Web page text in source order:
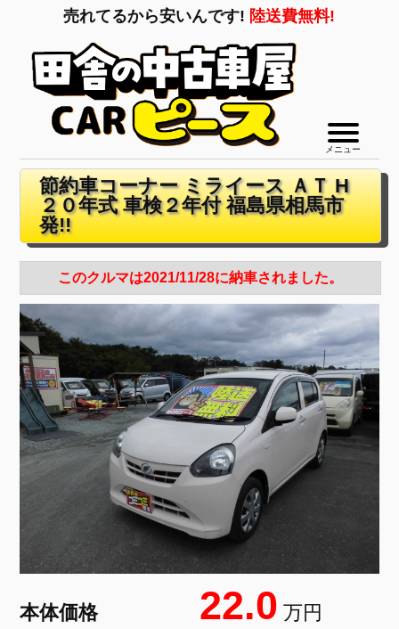
売れてるから安いんです! 陸送費無料!
メニュー
節約車コーナー ミライース ＡＴ H
２０年式 車検２年付 福島県相馬市
発!!
このクルマは2021/11/28に納車されました。
本体価格 22.0 万円